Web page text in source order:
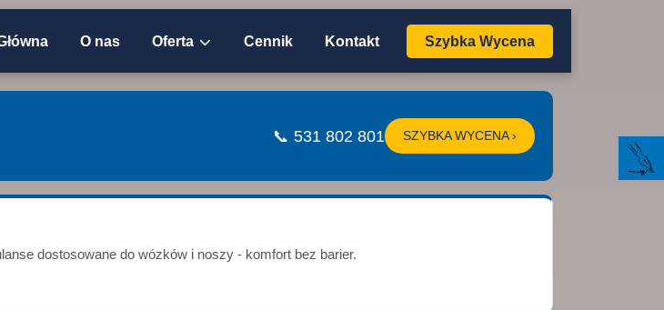
O nas Oferta Cennik Kontakt Szybka Wycena
📞 531 802 801 SZYBKA WYCENA ›
dostosowane do wózków i noszy - komfort bez barier.